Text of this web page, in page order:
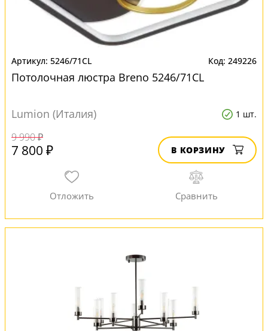
5246/71CL 249226
Потолочная люстра Breno 5246/71CL
Lumion (Италия) 1 шт.
9 990 ₽
7 800 ₽ В КОРЗИНУ